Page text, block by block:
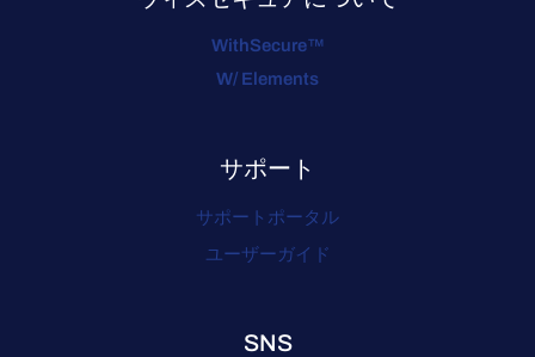
WithSecure™
W/ Elements
サポート
サポートポータル
ユーザーガイド
SNS